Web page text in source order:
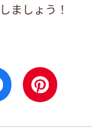
ましょう！